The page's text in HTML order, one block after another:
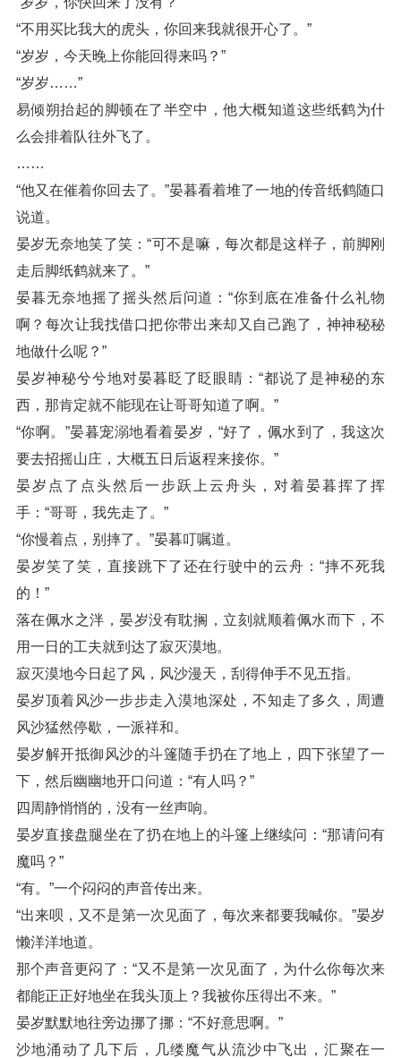
“不用买比我大的虎头，你回来我就很开心了。”
“岁岁，今天晚上你能回得来吗？”
“岁岁……”
易倾朔抬起的脚顿在了半空中，他大概知道这些纸鹤为什
么会排着队往外飞了。
……
“他又在催着你回去了。”晏暮看着堆了一地的传音纸鹤随口
说道。
晏岁无奈地笑了笑：“可不是嘛，每次都是这样子，前脚刚
走后脚纸鹤就来了。”
晏暮无奈地摇了摇头然后问道：“你到底在准备什么礼物
啊？每次让我找借口把你带出来却又自己跑了，神神秘秘
地做什么呢？”
晏岁神秘兮兮地对晏暮眨了眨眼睛：“都说了是神秘的东
西，那肯定就不能现在让哥哥知道了啊。”
“你啊。”晏暮宠溺地看着晏岁，“好了，佩水到了，我这次
要去招摇山庄，大概五日后返程来接你。”
晏岁点了点头然后一步跃上云舟头，对着晏暮挥了挥
手：“哥哥，我先走了。”
“你慢着点，别摔了。”晏暮叮嘱道。
晏岁笑了笑，直接跳下了还在行驶中的云舟：“摔不死我
的！”
落在佩水之泮，晏岁没有耽搁，立刻就顺着佩水而下，不
用一日的工夫就到达了寂灭漠地。
寂灭漠地今日起了风，风沙漫天，刮得伸手不见五指。
晏岁顶着风沙一步步走入漠地深处，不知走了多久，周遭
风沙猛然停歇，一派祥和。
晏岁解开抵御风沙的斗篷随手扔在了地上，四下张望了一
下，然后幽幽地开口问道：“有人吗？”
四周静悄悄的，没有一丝声响。
晏岁直接盘腿坐在了扔在地上的斗篷上继续问：“那请问有
魔吗？”
“有。”一个闷闷的声音传出来。
“出来呗，又不是第一次见面了，每次来都要我喊你。”晏岁
懒洋洋地道。
那个声音更闷了：“又不是第一次见面了，为什么你每次来
都能正正好地坐在我头顶上？我被你压得出不来。”
晏岁默默地往旁边挪了挪：“不好意思啊。”
沙地涌动了几下后，几缕魔气从流沙中飞出，汇聚在一